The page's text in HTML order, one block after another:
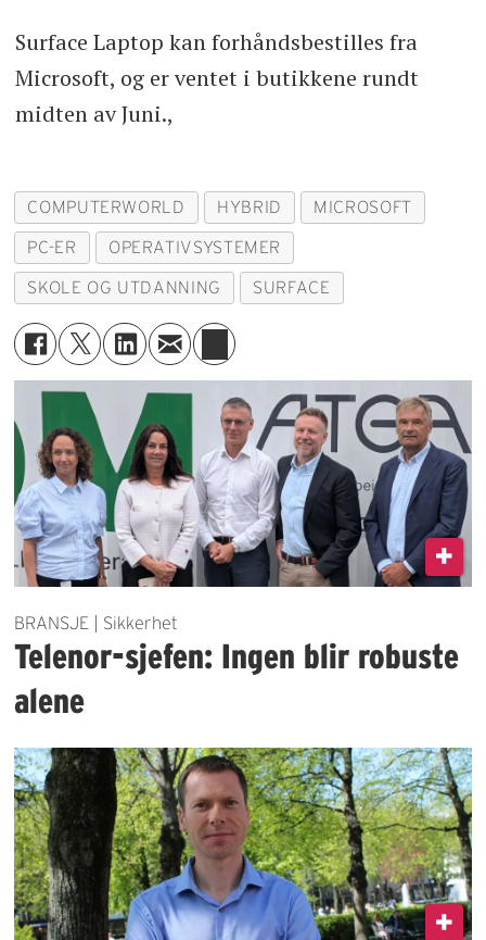
Surface Laptop kan forhåndsbestilles fra
Microsoft, og er ventet i butikkene rundt
midten av Juni.,
COMPUTERWORLD HYBRID MICROSOFT
PC-ER OPERATIVSYSTEMER
SKOLE OG UTDANNING SURFACE
BRANSJE | Sikkerhet
Telenor-sjefen: Ingen blir robuste
alene